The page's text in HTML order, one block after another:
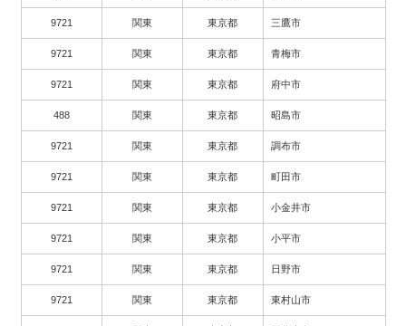
9721 関東 東京都 三鷹市
9721 関東 東京都 青梅市
9721 関東 東京都 府中市
488 関東 東京都 昭島市
9721 関東 東京都 調布市
9721 関東 東京都 町田市
9721 関東 東京都 小金井市
9721 関東 東京都 小平市
9721 関東 東京都 日野市
9721 関東 東京都 東村山市